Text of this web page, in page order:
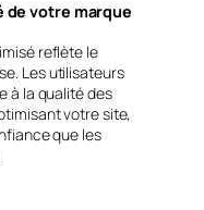
de votre marque
reflète le
Les utilisateurs
à la qualité des
votre site,
que les